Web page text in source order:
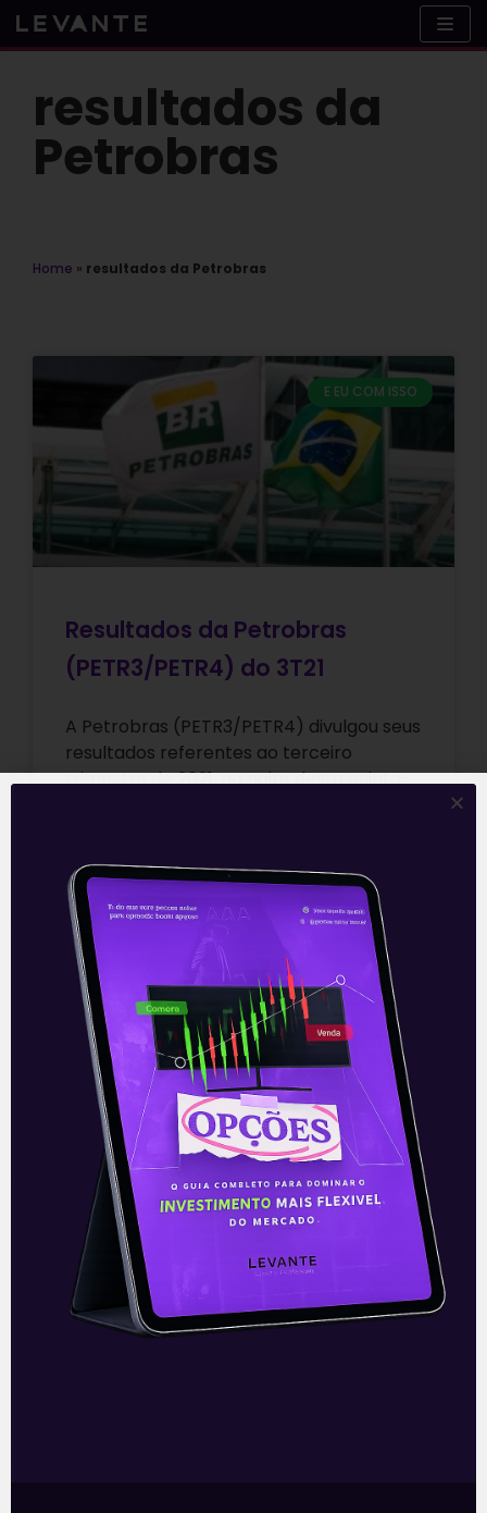
Skip
to
resultados da
Petrobras
Home » resultados da Petrobras
E EU COM ISSO
Resultados da Petrobras
(PETR3/PETR4) do 3T21
A Petrobras (PETR3/PETR4) divulgou seus
resultados referentes ao terceiro
trimestre de 2021, na noite desta quinta-
Leia mais
29/10/2021
E EU COM ISSO
Resultados da Petrobras
(PETR3/PETR4) do 2T21